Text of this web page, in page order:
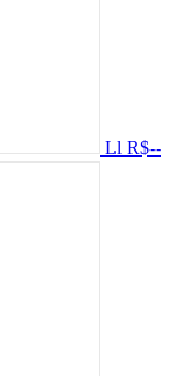
Ll R$--